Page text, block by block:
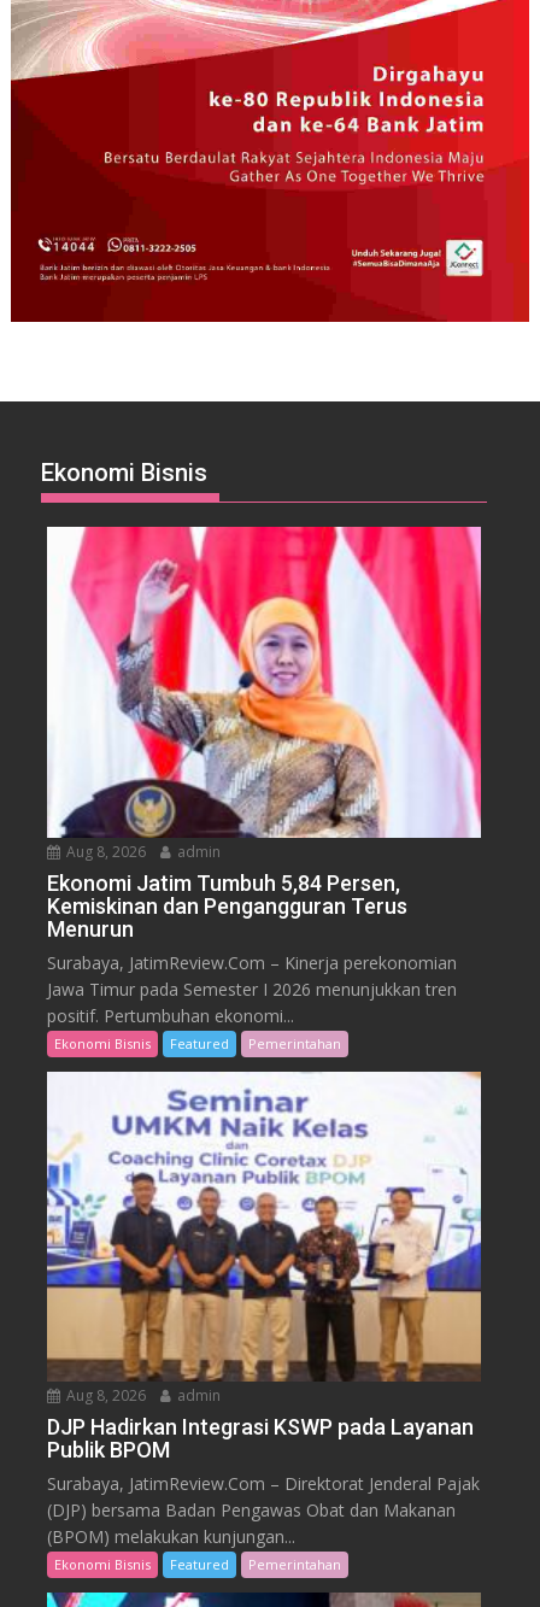
Ekonomi Bisnis
Aug 8, 2026 admin
Ekonomi Jatim Tumbuh 5,84 Persen,
Kemiskinan dan Pengangguran Terus
Menurun
Surabaya, JatimReview.Com – Kinerja perekonomian
Jawa Timur pada Semester I 2026 menunjukkan tren
positif. Pertumbuhan ekonomi...
Ekonomi Bisnis Featured Pemerintahan
Aug 8, 2026 admin
DJP Hadirkan Integrasi KSWP pada Layanan
Publik BPOM
Surabaya, JatimReview.Com – Direktorat Jenderal Pajak
(DJP) bersama Badan Pengawas Obat dan Makanan
(BPOM) melakukan kunjungan...
Ekonomi Bisnis Featured Pemerintahan